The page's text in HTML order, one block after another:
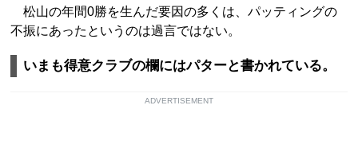
松山の年間0勝を生んだ要因の多くは、パッティングの
不振にあったというのは過言ではない。
いまも得意クラブの欄にはパターと書かれている。
ADVERTISEMENT